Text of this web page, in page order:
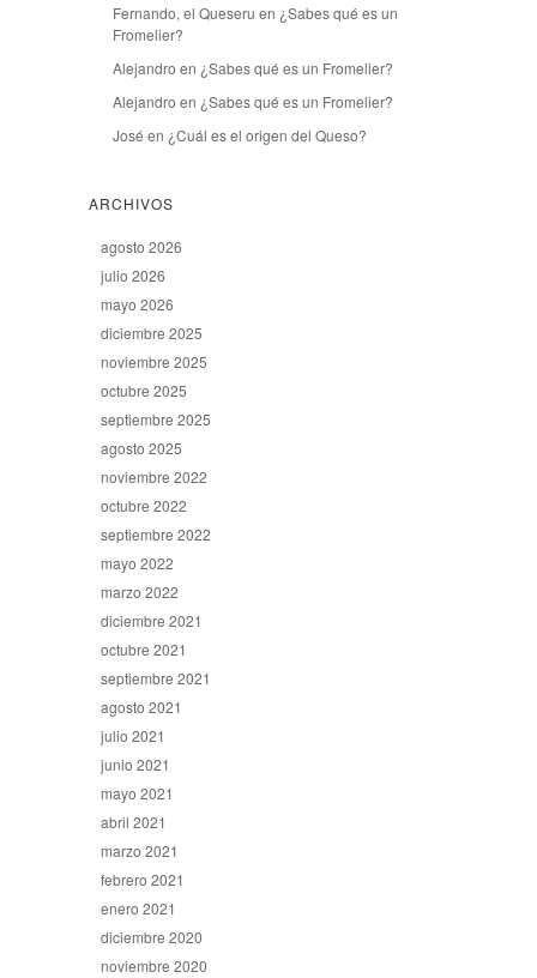
Fernando, el Queseru en ¿Sabes qué es un
Fromelier?
Alejandro en ¿Sabes qué es un Fromelier?
Alejandro en ¿Sabes qué es un Fromelier?
José en ¿Cuál es el origen del Queso?
ARCHIVOS
agosto 2026
julio 2026
mayo 2026
diciembre 2025
noviembre 2025
octubre 2025
septiembre 2025
agosto 2025
noviembre 2022
octubre 2022
septiembre 2022
mayo 2022
marzo 2022
diciembre 2021
octubre 2021
septiembre 2021
agosto 2021
julio 2021
junio 2021
mayo 2021
abril 2021
marzo 2021
febrero 2021
enero 2021
diciembre 2020
noviembre 2020